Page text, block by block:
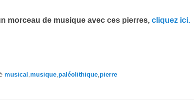
morceau de musique avec ces pierres, cliquez ici.
musical ,musique,paléolithique,pierre